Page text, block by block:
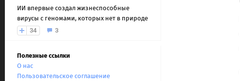
ИИ впервые создал жизнеспособные
вирусы с геномами, которых нет в природе
34
3
Полезные ссылки
О нас
Пользовательское соглашение